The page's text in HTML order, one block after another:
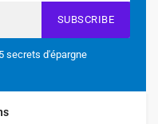
SUBSCRIBE
secrets d'épargne